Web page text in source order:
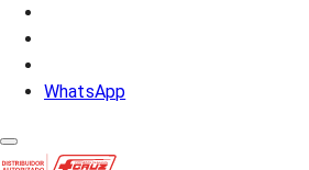
WhatsApp